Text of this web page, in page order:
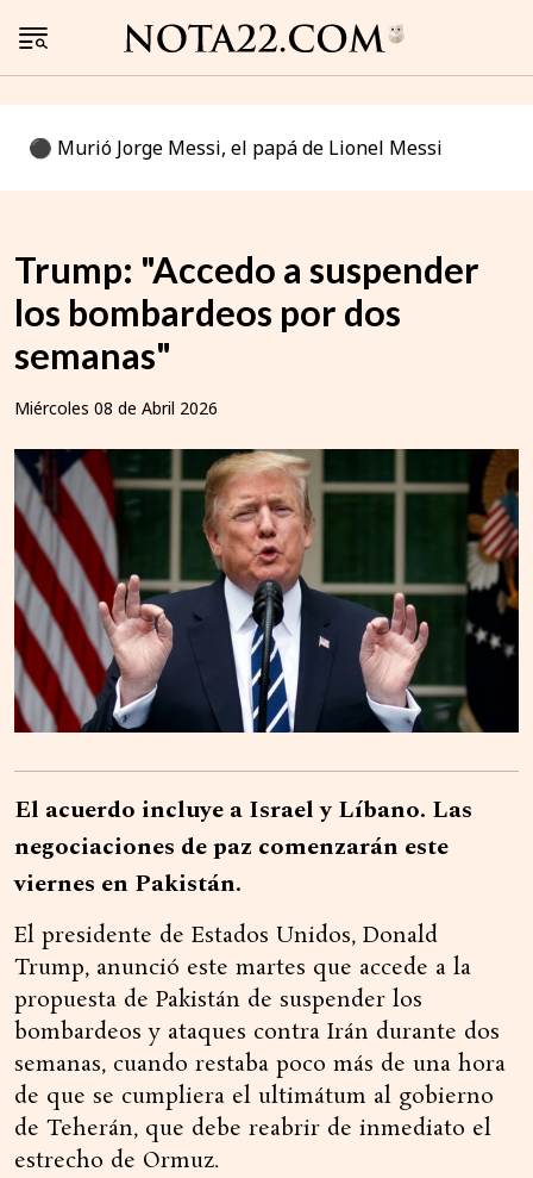
⚫️ Murió Jorge Messi, el papá de Lionel Messi
Trump: "Accedo a suspender
los bombardeos por dos
semanas"
Miércoles 08 de Abril 2026
El acuerdo incluye a Israel y Líbano. Las
negociaciones de paz comenzarán este
viernes en Pakistán.
El presidente de Estados Unidos, Donald
Trump, anunció este martes que accede a la
propuesta de Pakistán de suspender los
bombardeos y ataques contra Irán durante dos
semanas, cuando restaba poco más de una hora
de que se cumpliera el ultimátum al gobierno
de Teherán, que debe reabrir de inmediato el
estrecho de Ormuz.